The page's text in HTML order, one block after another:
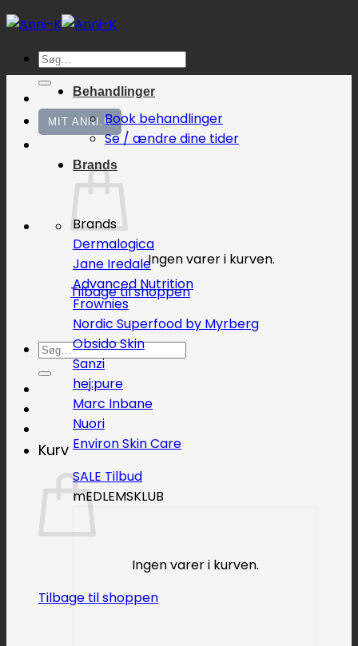
Fortsæt
indholdSøg
efter:
MIT ANNI.K
Ingen varer i kurven.
Tilbage til shoppen
Søg
efter:
Kurv
Ingen varer i kurven.
Tilbage til shoppen
Behandlinger
Book behandlinger
Se / ændre dine tider
Brands
Brands
Dermalogica
Jane Iredale
Advanced Nutrition
Frownies
Nordic Superfood by Myrberg
Obsido Skin
Sanzi
hej:pure
Marc Inbane
Nuori
Environ Skin Care
SALE
mEDLEMSKLUB